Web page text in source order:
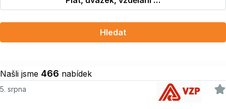
Hledat
Našli jsme 466 nabídek
5. srpna